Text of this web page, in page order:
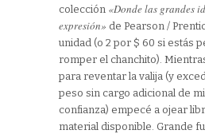
colección «Donde las grandes
expresión» de Pearson /
unidad (o 2 por $ 60 si estás
romper el chanchito).
para reventar la valija (y
peso sin cargo adicional de
confianza) empecé a ojear
material disponible. Grande